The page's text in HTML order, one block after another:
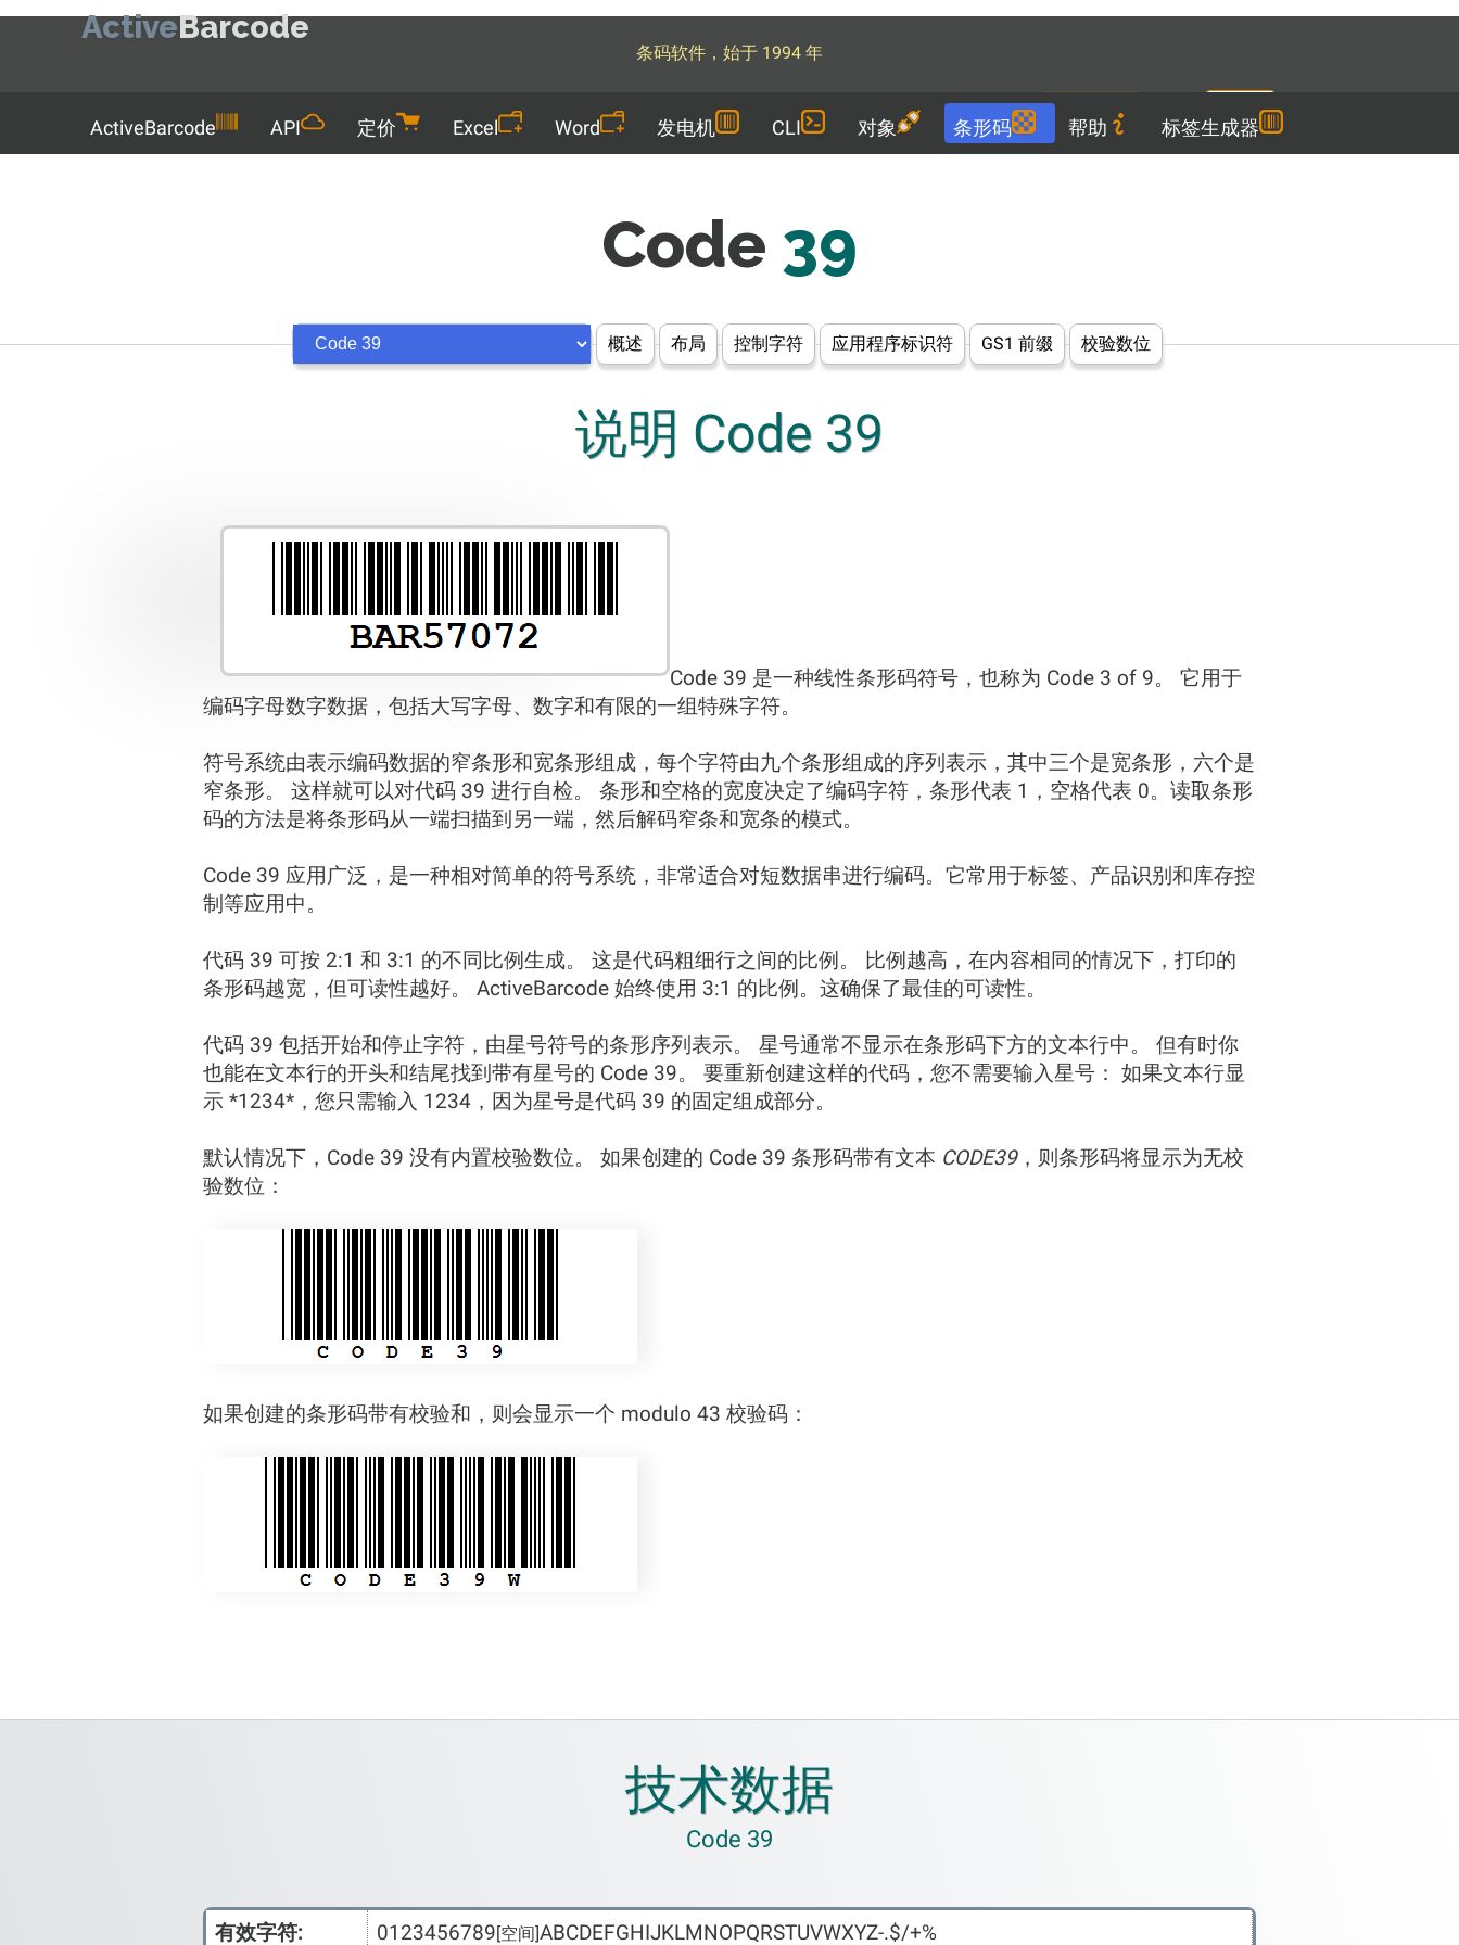
ActiveBarcode
条码软件，始于 1994 年
ActiveBarcode API 定价 Excel Word 发电机 CLI 对象 条形码 帮助 标签生成器
Code 39
概述 布局 控制字符 应用程序标识符 GS1 前缀 校验数位
说明 Code 39
Code 39 是一种线性条形码符号，也称为 Code 3 of 9。 它用于
编码字母数字数据，包括大写字母、数字和有限的一组特殊字符。
符号系统由表示编码数据的窄条形和宽条形组成，每个字符由九个条形组成的序列表示，其中三个是宽条形，六个是
窄条形。 这样就可以对代码 39 进行自检。 条形和空格的宽度决定了编码字符，条形代表 1，空格代表 0。读取条形
码的方法是将条形码从一端扫描到另一端，然后解码窄条和宽条的模式。
Code 39 应用广泛，是一种相对简单的符号系统，非常适合对短数据串进行编码。它常用于标签、产品识别和库存控
制等应用中。
代码 39 可按 2:1 和 3:1 的不同比例生成。 这是代码粗细行之间的比例。 比例越高，在内容相同的情况下，打印的
条形码越宽，但可读性越好。 ActiveBarcode 始终使用 3:1 的比例。这确保了最佳的可读性。
代码 39 包括开始和停止字符，由星号符号的条形序列表示。 星号通常不显示在条形码下方的文本行中。 但有时你
也能在文本行的开头和结尾找到带有星号的 Code 39。 要重新创建这样的代码，您不需要输入星号： 如果文本行显
示 *1234*，您只需输入 1234，因为星号是代码 39 的固定组成部分。
默认情况下，Code 39 没有内置校验数位。 如果创建的 Code 39 条形码带有文本 CODE39，则条形码将显示为无校
验数位：
如果创建的条形码带有校验和，则会显示一个 modulo 43 校验码：
技术数据
Code 39
有效字符: 0123456789[空间]ABCDEFGHIJKLMNOPQRSTUVWXYZ-.$/+%